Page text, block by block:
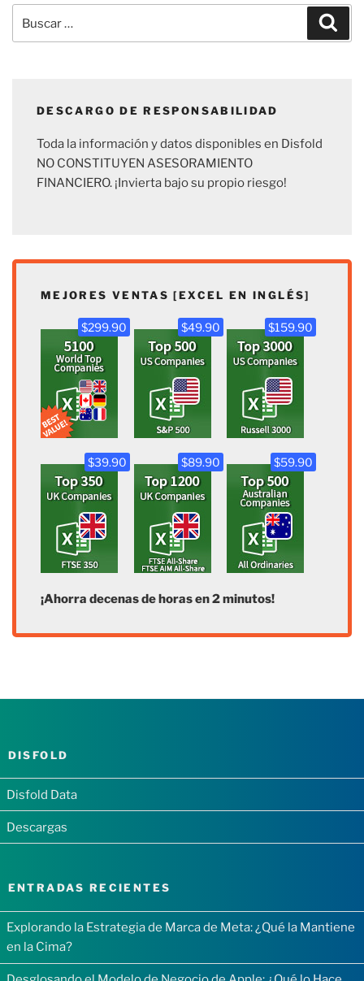
por:
DESCARGO DE RESPONSABILIDAD
Toda la información y datos disponibles en Disfold
NO CONSTITUYEN ASESORAMIENTO
FINANCIERO. ¡Invierta bajo su propio riesgo!
MEJORES VENTAS [EXCEL EN INGLÉS]
$299.90 $49.90 $159.90
$39.90 $89.90 $59.90
¡Ahorra decenas de horas en 2 minutos!
DISFOLD
Disfold Data
Descargas
ENTRADAS RECIENTES
Explorando la Estrategia de Marca de Meta: ¿Qué la Mantiene
en la Cima?